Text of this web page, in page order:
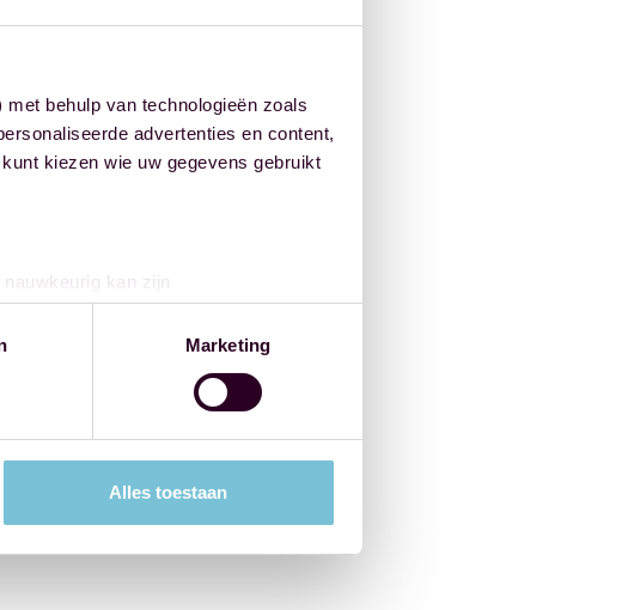
behulp van technologieën zoals
advertenties en content,
kiezen wie uw gegevens gebruikt
kan zijn
(fingerprinting)
in het
detailgedeeltein. U kunt uw
met onze partners voor social
andere informatie die u aan ze heeft
Marketing
Alles toestaan